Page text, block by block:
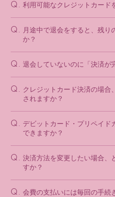
Q. 利用可能なクレジットカード
Q. 月途中で退会をすると、残り
か？
Q. 退会していないのに「決済が
Q. クレジットカード決済の場合
されますか？
Q. デビットカード・プリペイド
できますか？
Q. 決済方法を変更したい場合、
すか？
Q. 会費の支払いには毎回の手続